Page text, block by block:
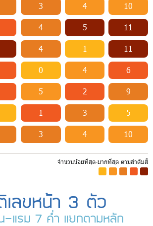
3 4 10
4 5 11
4 1 11
0 4 6
5 2 9
1 3 5
3 4 10
จำนวนน้อยที่สุด-มากที่สุด ตามลำดับสี
เลขหน้า 3 ตัว
-แรม 7 ค่ำ แยกตามหลัก